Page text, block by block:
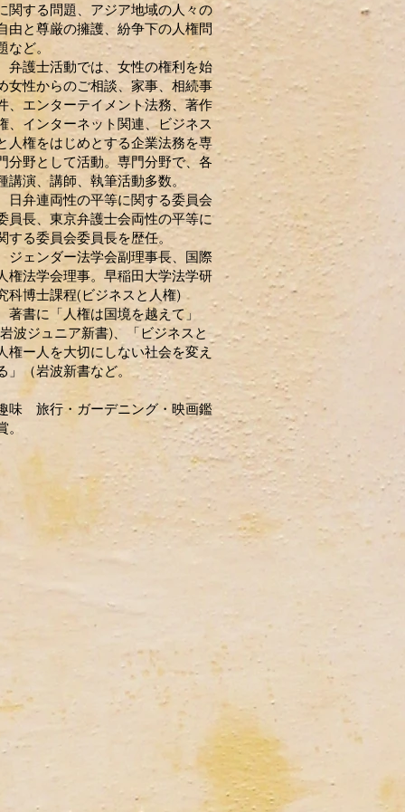
関する問題、アジア地域の人々の
由と尊厳の擁護、紛争下の人権問
など。
護士活動では、女性の権利を始
女性からのご相談、家事、相続事
、エンターテイメント法務、著作
、インターネット関連、ビジネス
人権をはじめとする企業法務を専
分野として活動。専門分野で、各
講演、講師、執筆活動多数。
弁連両性の平等に関する委員会
員長、東京弁護士会両性の平等に
する委員会委員長を歴任。
ェンダー法学会副理事長、国際
権法学会理事。早稲田大学法学研
科博士課程(ビジネスと人権)
書に「人権は国境を越えて」
波ジュニア新書)、「ビジネスと
権ー人を大切にしない社会を変え
」（岩波新書など。
味 旅行・ガーデニング・映画鑑
。